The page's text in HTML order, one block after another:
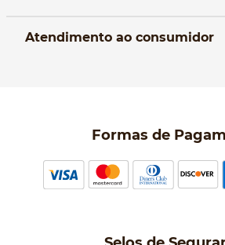
Atendimento ao consumidor
Política de Privacidade
Perguntas frequentes
Formas de